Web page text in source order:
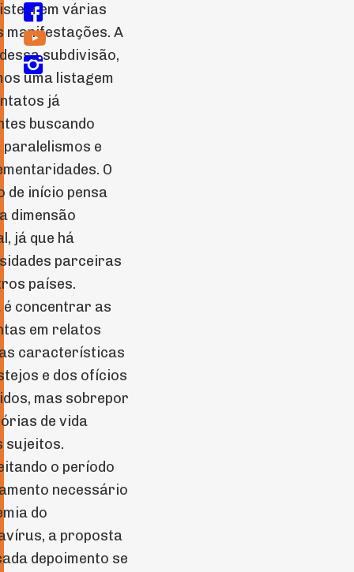
em várias
manifestações. A
subdivisão,
uma listagem
já
buscando
paralelismos e
O
de início pensa
dimensão
já que há
parceiras
países.
é concentrar as
em relatos
características
e dos ofícios
mas sobrepor
de vida
sujeitos.
o período
necessário
do
a proposta
depoimento se
F
y
I